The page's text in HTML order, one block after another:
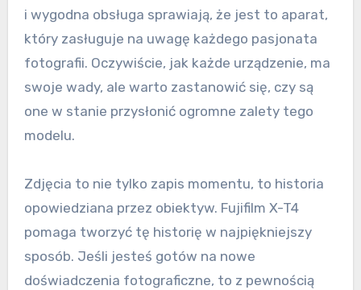
i wygodna obsługa sprawiają, że jest to aparat,
który zasługuje na uwagę każdego pasjonata
fotografii. Oczywiście, jak każde urządzenie, ma
swoje wady, ale warto zastanowić się, czy są
one w stanie przysłonić ogromne zalety tego
modelu.
Zdjęcia to nie tylko zapis momentu, to historia
opowiedziana przez obiektyw. Fujifilm X-T4
pomaga tworzyć tę historię w najpiękniejszy
sposób. Jeśli jesteś gotów na nowe
doświadczenia fotograficzne, to z pewnością